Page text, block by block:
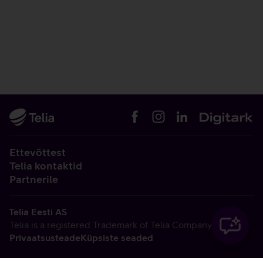
Ettevõttest
Telia kontaktid
Partnerile
Telia Eesti AS
Telia is a registered Trademark of Telia Company AB
PrivaatsusteadeKüpsiste seaded